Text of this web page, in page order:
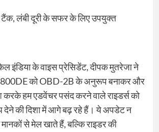
लंबी दूरी के सफर के लिए उपयुक्त
इंडिया के वाइस प्रेसिडेंट, दीपक मुतरेजा ने
को OBD-2B के अनुरूप बनाकर और
करके हम एडवेंचर पसंद करने वाले राइडर्स को
की दिशा में आगे बढ़ रहे हैं। ये अपडेट न
से मेल खाते हैं, बल्कि राइडर की